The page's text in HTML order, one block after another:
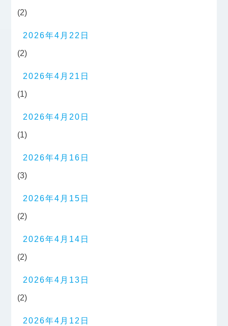
(2)
2026年4月22日
(2)
2026年4月21日
(1)
2026年4月20日
(1)
2026年4月16日
(3)
2026年4月15日
(2)
2026年4月14日
(2)
2026年4月13日
(2)
2026年4月12日